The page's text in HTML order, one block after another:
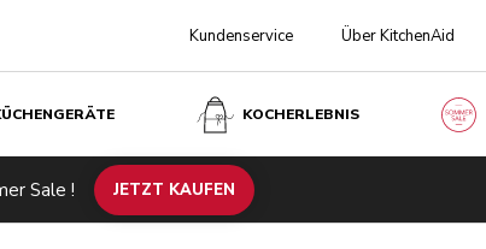
Kundenservice Über KitchenAid
KOCHERLEBNIS
Sale ! JETZT KAUFEN
CHF 59.25
CHF 79.-
Kosten
einsparen